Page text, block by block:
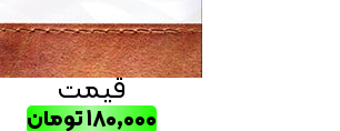
قیمت
۱۸۰,۰۰۰تومان